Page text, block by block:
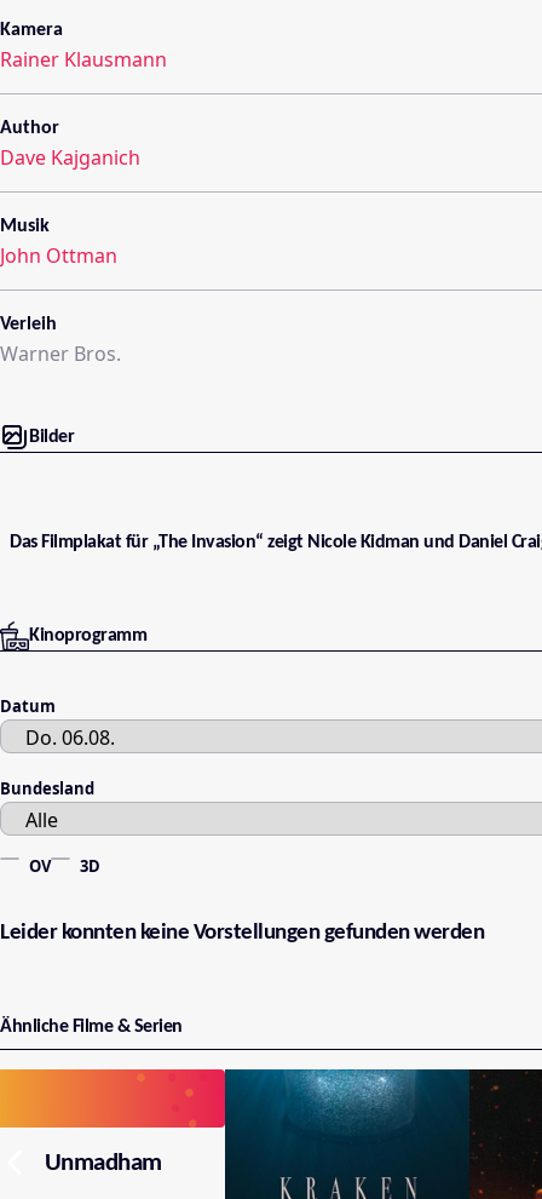
Kamera
Rainer Klausmann
Author
Dave Kajganich
Musik
John Ottman
Verleih
Warner Bros.
Bilder
Das Filmplakat für „The Invasion“ zeigt Nicole Kidman und Daniel
Kinoprogramm
Datum
Bundesland
OV 3D
Leider konnten keine Vorstellungen gefunden werden
Ähnliche Filme & Serien
Unmadham